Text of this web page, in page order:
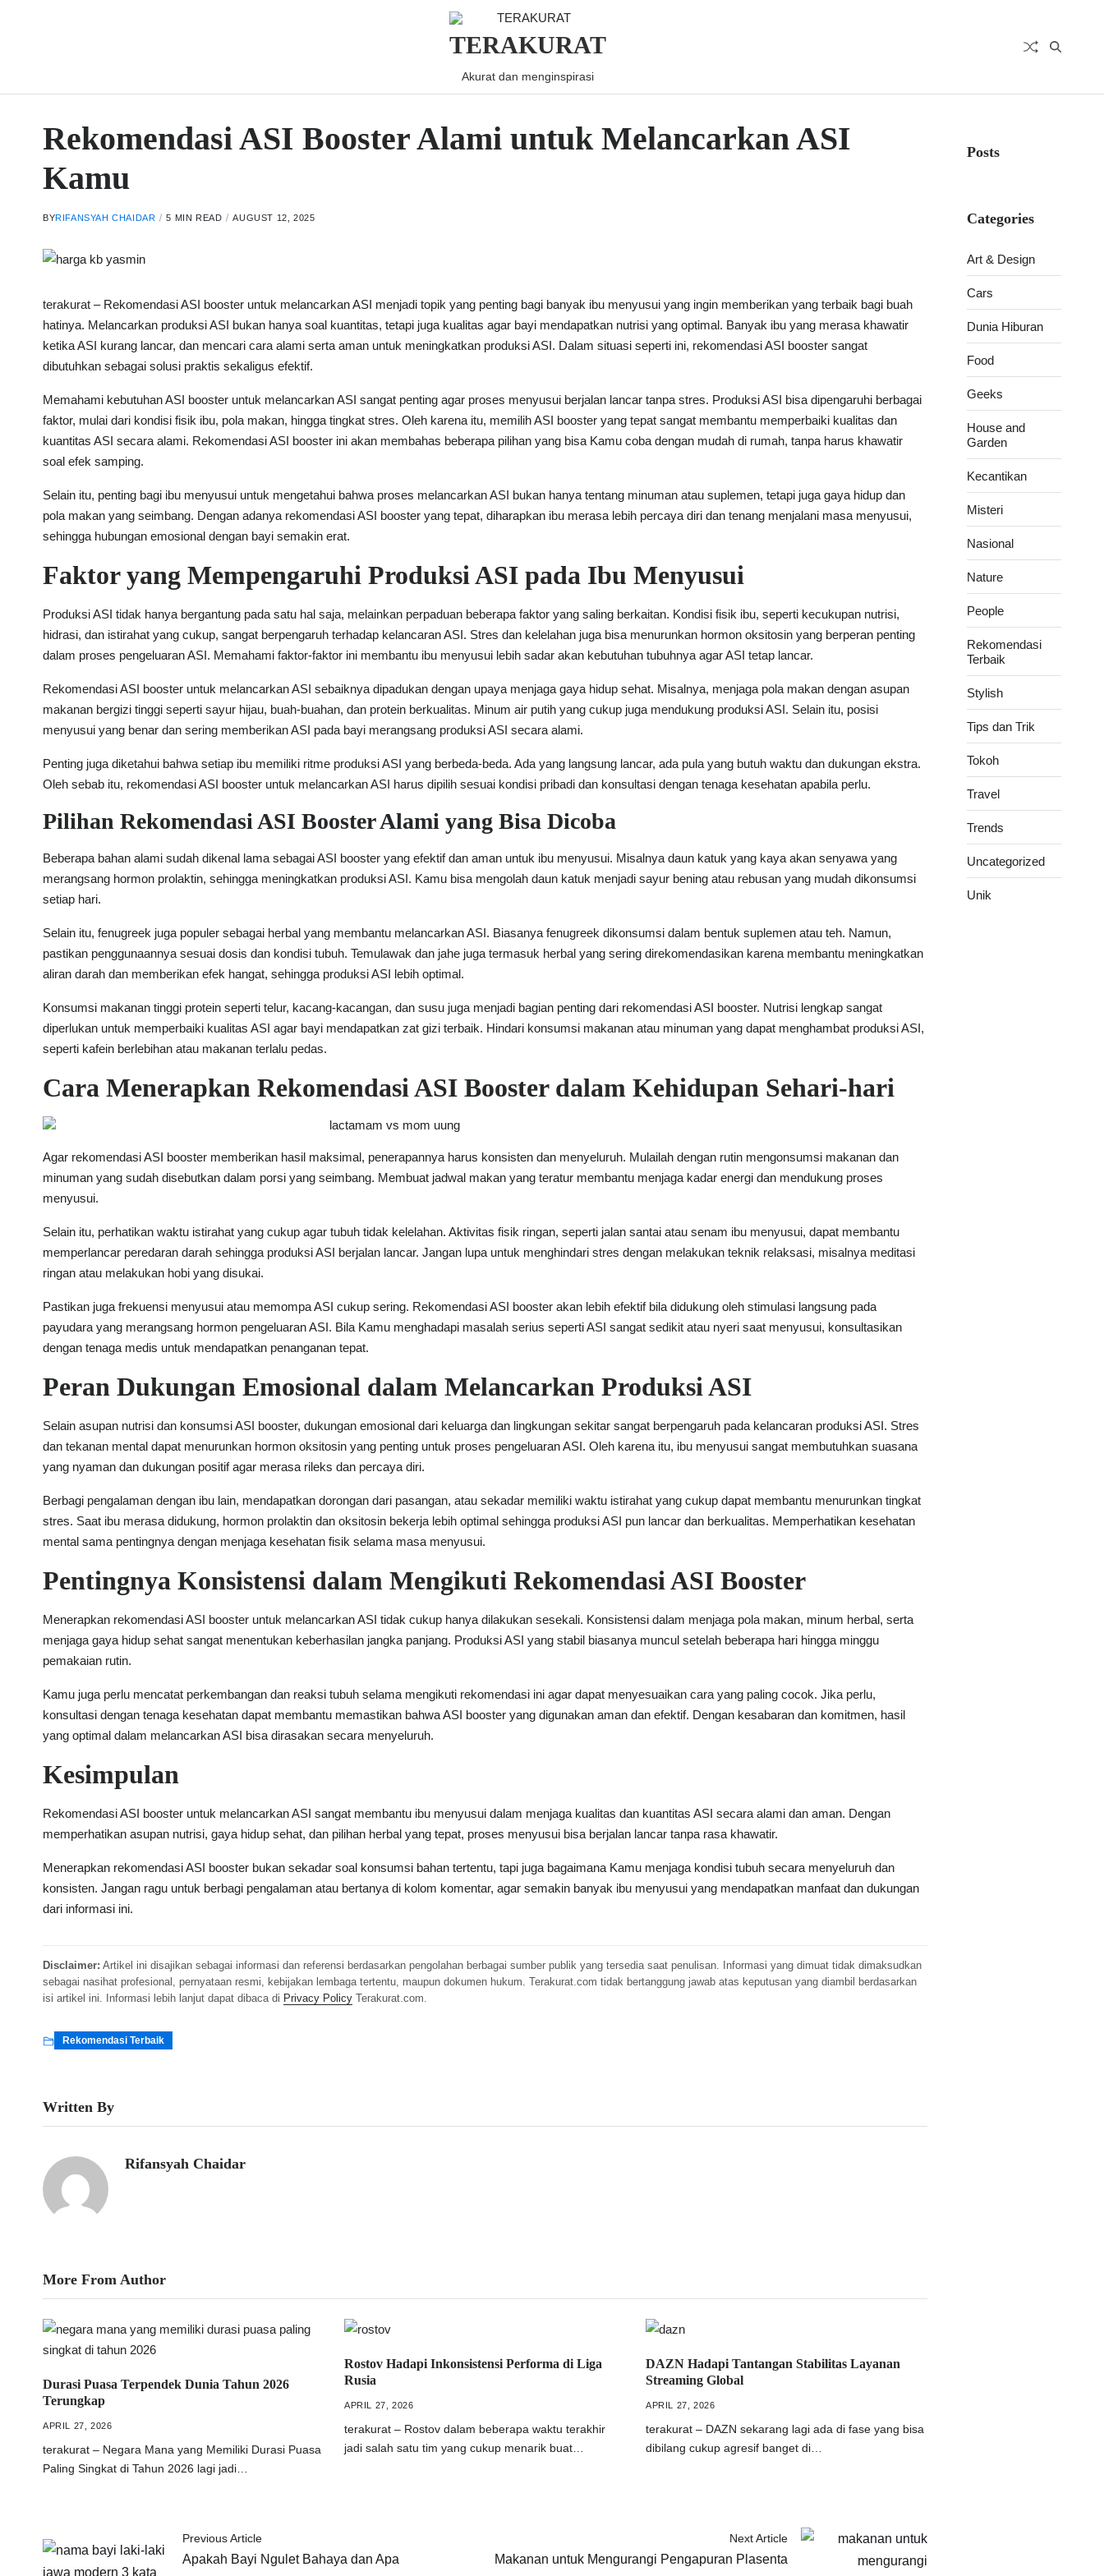
TERAKURAT
Akurat dan menginspirasi
Rekomendasi ASI Booster Alami untuk Melancarkan ASI
Kamu
BYRIFANSYAH CHAIDAR 5 MIN READ AUGUST 12, 2025
terakurat – Rekomendasi ASI booster untuk melancarkan ASI menjadi topik yang penting bagi banyak ibu menyusui yang ingin memberikan yang terbaik bagi buah
hatinya. Melancarkan produksi ASI bukan hanya soal kuantitas, tetapi juga kualitas agar bayi mendapatkan nutrisi yang optimal. Banyak ibu yang merasa khawatir
ketika ASI kurang lancar, dan mencari cara alami serta aman untuk meningkatkan produksi ASI. Dalam situasi seperti ini, rekomendasi ASI booster sangat
dibutuhkan sebagai solusi praktis sekaligus efektif.
Memahami kebutuhan ASI booster untuk melancarkan ASI sangat penting agar proses menyusui berjalan lancar tanpa stres. Produksi ASI bisa dipengaruhi berbagai
faktor, mulai dari kondisi fisik ibu, pola makan, hingga tingkat stres. Oleh karena itu, memilih ASI booster yang tepat sangat membantu memperbaiki kualitas dan
kuantitas ASI secara alami. Rekomendasi ASI booster ini akan membahas beberapa pilihan yang bisa Kamu coba dengan mudah di rumah, tanpa harus khawatir
soal efek samping.
Selain itu, penting bagi ibu menyusui untuk mengetahui bahwa proses melancarkan ASI bukan hanya tentang minuman atau suplemen, tetapi juga gaya hidup dan
pola makan yang seimbang. Dengan adanya rekomendasi ASI booster yang tepat, diharapkan ibu merasa lebih percaya diri dan tenang menjalani masa menyusui,
sehingga hubungan emosional dengan bayi semakin erat.
Faktor yang Mempengaruhi Produksi ASI pada Ibu Menyusui
Produksi ASI tidak hanya bergantung pada satu hal saja, melainkan perpaduan beberapa faktor yang saling berkaitan. Kondisi fisik ibu, seperti kecukupan nutrisi,
hidrasi, dan istirahat yang cukup, sangat berpengaruh terhadap kelancaran ASI. Stres dan kelelahan juga bisa menurunkan hormon oksitosin yang berperan penting
dalam proses pengeluaran ASI. Memahami faktor-faktor ini membantu ibu menyusui lebih sadar akan kebutuhan tubuhnya agar ASI tetap lancar.
Rekomendasi ASI booster untuk melancarkan ASI sebaiknya dipadukan dengan upaya menjaga gaya hidup sehat. Misalnya, menjaga pola makan dengan asupan
makanan bergizi tinggi seperti sayur hijau, buah-buahan, dan protein berkualitas. Minum air putih yang cukup juga mendukung produksi ASI. Selain itu, posisi
menyusui yang benar dan sering memberikan ASI pada bayi merangsang produksi ASI secara alami.
Penting juga diketahui bahwa setiap ibu memiliki ritme produksi ASI yang berbeda-beda. Ada yang langsung lancar, ada pula yang butuh waktu dan dukungan ekstra.
Oleh sebab itu, rekomendasi ASI booster untuk melancarkan ASI harus dipilih sesuai kondisi pribadi dan konsultasi dengan tenaga kesehatan apabila perlu.
Pilihan Rekomendasi ASI Booster Alami yang Bisa Dicoba
Beberapa bahan alami sudah dikenal lama sebagai ASI booster yang efektif dan aman untuk ibu menyusui. Misalnya daun katuk yang kaya akan senyawa yang
merangsang hormon prolaktin, sehingga meningkatkan produksi ASI. Kamu bisa mengolah daun katuk menjadi sayur bening atau rebusan yang mudah dikonsumsi
setiap hari.
Selain itu, fenugreek juga populer sebagai herbal yang membantu melancarkan ASI. Biasanya fenugreek dikonsumsi dalam bentuk suplemen atau teh. Namun,
pastikan penggunaannya sesuai dosis dan kondisi tubuh. Temulawak dan jahe juga termasuk herbal yang sering direkomendasikan karena membantu meningkatkan
aliran darah dan memberikan efek hangat, sehingga produksi ASI lebih optimal.
Konsumsi makanan tinggi protein seperti telur, kacang-kacangan, dan susu juga menjadi bagian penting dari rekomendasi ASI booster. Nutrisi lengkap sangat
diperlukan untuk memperbaiki kualitas ASI agar bayi mendapatkan zat gizi terbaik. Hindari konsumsi makanan atau minuman yang dapat menghambat produksi ASI,
seperti kafein berlebihan atau makanan terlalu pedas.
Cara Menerapkan Rekomendasi ASI Booster dalam Kehidupan Sehari-hari
Agar rekomendasi ASI booster memberikan hasil maksimal, penerapannya harus konsisten dan menyeluruh. Mulailah dengan rutin mengonsumsi makanan dan
minuman yang sudah disebutkan dalam porsi yang seimbang. Membuat jadwal makan yang teratur membantu menjaga kadar energi dan mendukung proses
menyusui.
Selain itu, perhatikan waktu istirahat yang cukup agar tubuh tidak kelelahan. Aktivitas fisik ringan, seperti jalan santai atau senam ibu menyusui, dapat membantu
memperlancar peredaran darah sehingga produksi ASI berjalan lancar. Jangan lupa untuk menghindari stres dengan melakukan teknik relaksasi, misalnya meditasi
ringan atau melakukan hobi yang disukai.
Pastikan juga frekuensi menyusui atau memompa ASI cukup sering. Rekomendasi ASI booster akan lebih efektif bila didukung oleh stimulasi langsung pada
payudara yang merangsang hormon pengeluaran ASI. Bila Kamu menghadapi masalah serius seperti ASI sangat sedikit atau nyeri saat menyusui, konsultasikan
dengan tenaga medis untuk mendapatkan penanganan tepat.
Peran Dukungan Emosional dalam Melancarkan Produksi ASI
Selain asupan nutrisi dan konsumsi ASI booster, dukungan emosional dari keluarga dan lingkungan sekitar sangat berpengaruh pada kelancaran produksi ASI. Stres
dan tekanan mental dapat menurunkan hormon oksitosin yang penting untuk proses pengeluaran ASI. Oleh karena itu, ibu menyusui sangat membutuhkan suasana
yang nyaman dan dukungan positif agar merasa rileks dan percaya diri.
Berbagi pengalaman dengan ibu lain, mendapatkan dorongan dari pasangan, atau sekadar memiliki waktu istirahat yang cukup dapat membantu menurunkan tingkat
stres. Saat ibu merasa didukung, hormon prolaktin dan oksitosin bekerja lebih optimal sehingga produksi ASI pun lancar dan berkualitas. Memperhatikan kesehatan
mental sama pentingnya dengan menjaga kesehatan fisik selama masa menyusui.
Pentingnya Konsistensi dalam Mengikuti Rekomendasi ASI Booster
Menerapkan rekomendasi ASI booster untuk melancarkan ASI tidak cukup hanya dilakukan sesekali. Konsistensi dalam menjaga pola makan, minum herbal, serta
menjaga gaya hidup sehat sangat menentukan keberhasilan jangka panjang. Produksi ASI yang stabil biasanya muncul setelah beberapa hari hingga minggu
pemakaian rutin.
Kamu juga perlu mencatat perkembangan dan reaksi tubuh selama mengikuti rekomendasi ini agar dapat menyesuaikan cara yang paling cocok. Jika perlu,
konsultasi dengan tenaga kesehatan dapat membantu memastikan bahwa ASI booster yang digunakan aman dan efektif. Dengan kesabaran dan komitmen, hasil
yang optimal dalam melancarkan ASI bisa dirasakan secara menyeluruh.
Kesimpulan
Rekomendasi ASI booster untuk melancarkan ASI sangat membantu ibu menyusui dalam menjaga kualitas dan kuantitas ASI secara alami dan aman. Dengan
memperhatikan asupan nutrisi, gaya hidup sehat, dan pilihan herbal yang tepat, proses menyusui bisa berjalan lancar tanpa rasa khawatir.
Menerapkan rekomendasi ASI booster bukan sekadar soal konsumsi bahan tertentu, tapi juga bagaimana Kamu menjaga kondisi tubuh secara menyeluruh dan
konsisten. Jangan ragu untuk berbagi pengalaman atau bertanya di kolom komentar, agar semakin banyak ibu menyusui yang mendapatkan manfaat dan dukungan
dari informasi ini.
Disclaimer: Artikel ini disajikan sebagai informasi dan referensi berdasarkan pengolahan berbagai sumber publik yang tersedia saat penulisan. Informasi yang dimuat tidak dimaksudkan
sebagai nasihat profesional, pernyataan resmi, kebijakan lembaga tertentu, maupun dokumen hukum. Terakurat.com tidak bertanggung jawab atas keputusan yang diambil berdasarkan
isi artikel ini. Informasi lebih lanjut dapat dibaca di Privacy Policy Terakurat.com.
Rekomendasi Terbaik
Written By
Rifansyah Chaidar
More From Author
Durasi Puasa Terpendek Dunia Tahun 2026
Terungkap
APRIL 27, 2026
terakurat – Negara Mana yang Memiliki Durasi Puasa
Paling Singkat di Tahun 2026 lagi jadi…
Rostov Hadapi Inkonsistensi Performa di Liga
Rusia
APRIL 27, 2026
terakurat – Rostov dalam beberapa waktu terakhir
jadi salah satu tim yang cukup menarik buat…
DAZN Hadapi Tantangan Stabilitas Layanan
Streaming Global
APRIL 27, 2026
terakurat – DAZN sekarang lagi ada di fase yang bisa
dibilang cukup agresif banget di…
Previous Article
Apakah Bayi Ngulet Bahaya dan Apa
Next Article
Makanan untuk Mengurangi Pengapuran Plasenta
Posts
Categories
Art & Design
Cars
Dunia Hiburan
Food
Geeks
House and
Garden
Kecantikan
Misteri
Nasional
Nature
People
Rekomendasi
Terbaik
Stylish
Tips dan Trik
Tokoh
Travel
Trends
Uncategorized
Unik